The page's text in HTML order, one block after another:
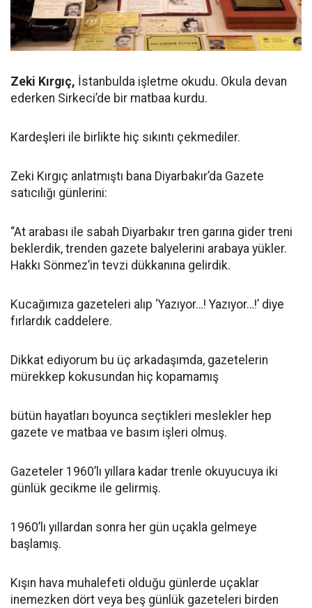
Zeki Kırgıç, İstanbulda işletme okudu. Okula devan
ederken Sirkeci’de bir matbaa kurdu.
Kardeşleri ile birlikte hiç sıkıntı çekmediler.
Zeki Kırgıç anlatmıştı bana Diyarbakır’da Gazete
satıcılığı günlerini:
“At arabası ile sabah Diyarbakır tren garına gider treni
beklerdik, trenden gazete balyelerini arabaya yükler.
Hakkı Sönmez’in tevzi dükkanına gelirdik.
Kucağımıza gazeteleri alıp ‘Yazıyor…! Yazıyor…!’ diye
fırlardık caddelere.
Dikkat ediyorum bu üç arkadaşımda, gazetelerin
mürekkep kokusundan hiç kopamamış
bütün hayatları boyunca seçtikleri meslekler hep
gazete ve matbaa ve basım işleri olmuş.
Gazeteler 1960’lı yıllara kadar trenle okuyucuya iki
günlük gecikme ile gelirmiş.
1960’lı yıllardan sonra her gün uçakla gelmeye
başlamış.
Kışın hava muhalefeti olduğu günlerde uçaklar
inemezken dört veya beş günlük gazeteleri birden